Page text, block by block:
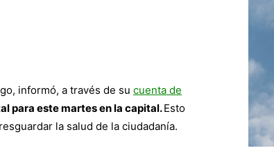
informó, a través de su cuenta de
para este martes en la capital.Esto
la salud de la ciudadanía.